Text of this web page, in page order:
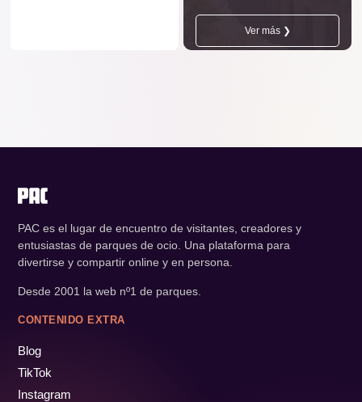
Ver más ❯
PAC es el lugar de encuentro de visitantes, creadores y
entusiastas de parques de ocio. Una plataforma para
divertirse y compartir online y en persona.
Desde 2001 la web nº1 de parques.
CONTENIDO EXTRA
Blog
TikTok
Instagram